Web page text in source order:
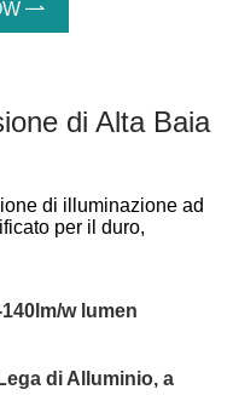

di Alta Baia
di illuminazione ad
per il duro,
w lumen
di Alluminio, a